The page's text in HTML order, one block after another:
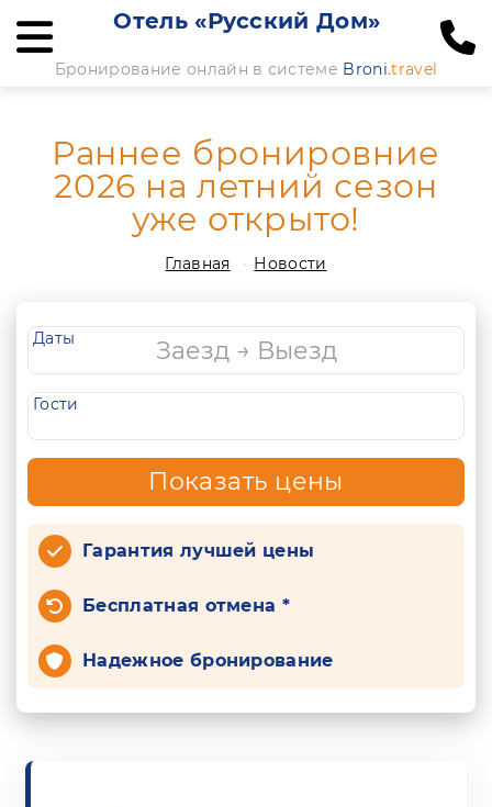
Отель «Русский Дом»
Бронирование онлайн в системе Broni.travel
Раннее бронировние
2026 на летний сезон
уже открыто!
Главная Новости
Даты
Гости
Показать цены
Гарантия лучшей цены
Бесплатная отмена *
Надежное бронирование